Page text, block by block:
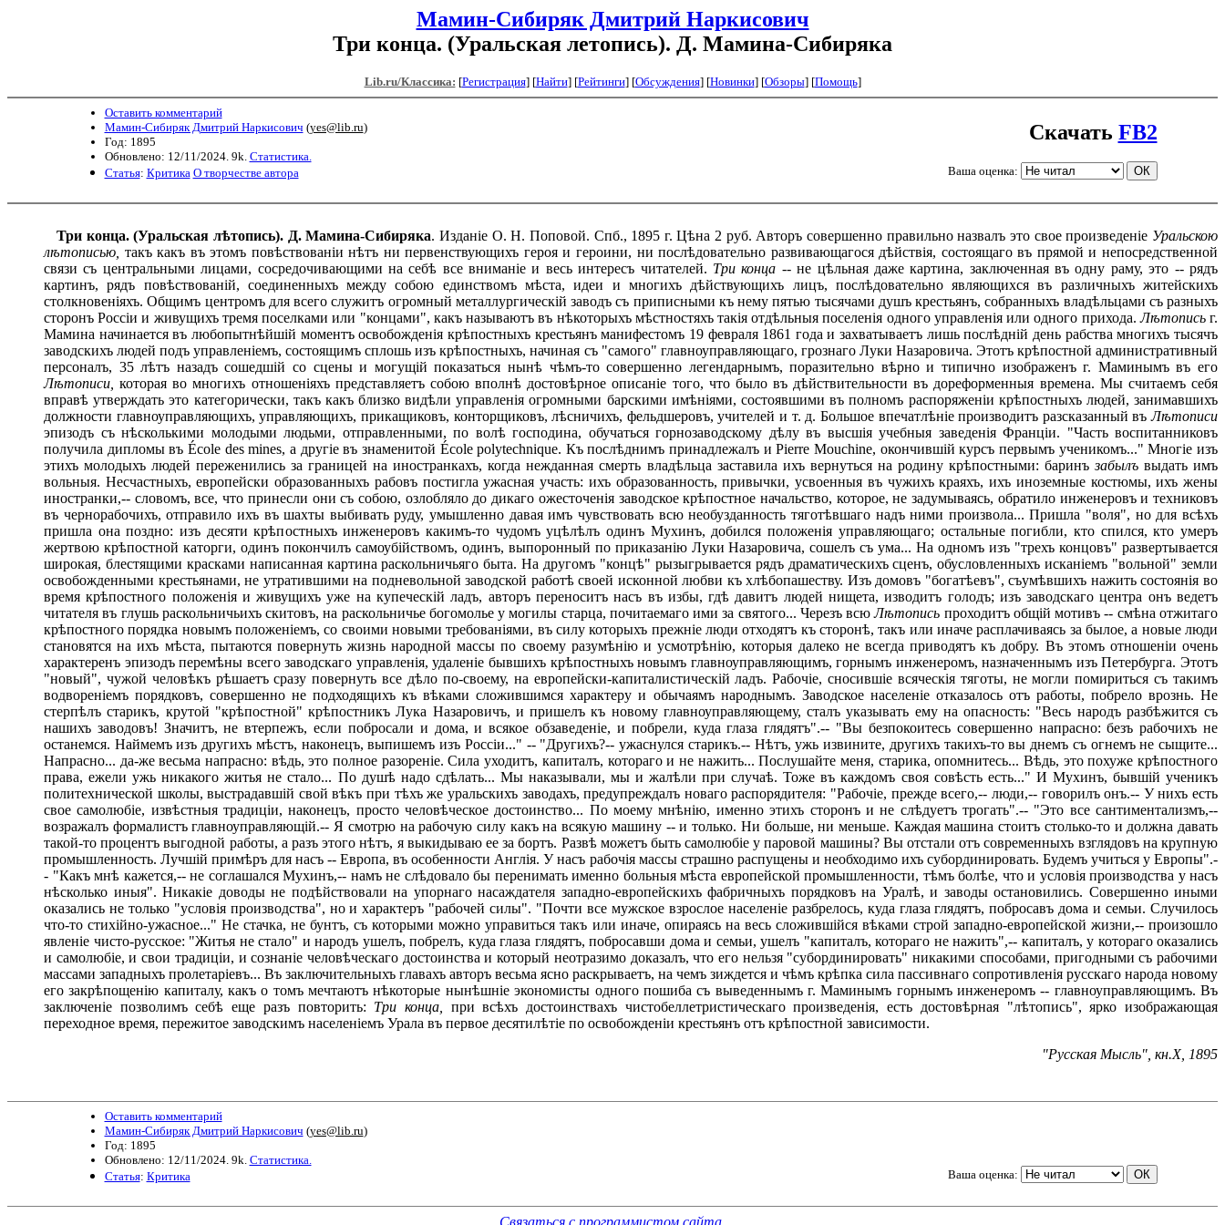
Мамин-Сибиряк Дмитрий Наркисович
Три конца. (Уральская летопись). Д. Мамина-Сибиряка
Lib.ru/Классика: [Регистрация] [Найти] [Рейтинги] [Обсуждения] [Новинки] [Обзоры] [Помощь]
Оставить комментарий
Мамин-Сибиряк Дмитрий Наркисович (yes@lib.ru)
Год: 1895
Обновлено: 12/11/2024. 9k. Статистика.
Статья: Критика О творчестве автора
Скачать FB2
Ваша оценка:
Три конца. (Уральская лѣтопись). Д. Мамина-Сибиряка. Изданіе О. Н. Поповой. Спб., 1895 г. Цѣна 2 руб. Авторъ совершенно правильно назвалъ это свое произведеніе Уральскою
лѣтописью, такъ какъ въ этомъ повѣствованіи нѣтъ ни первенствующихъ героя и героини, ни послѣдовательно развивающагося дѣйствія, состоящаго въ прямой и непосредственной
связи съ центральными лицами, сосредочивающими на себѣ все вниманіе и весь интересъ читателей. Три конца --не цѣльная даже картина, заключенная въ одну раму, это -- рядъ
картинъ, рядъ повѣствованій, соединенныхъ между собою единствомъ мѣста, идеи и многихъ дѣйствующихъ лицъ, послѣдовательно являющихся въ различныхъ житейскихъ
столкновеніяхъ. Общимъ центромъ для всего служитъ огромный металлургическій заводъ съ приписными къ нему пятью тысячами душъ крестьянъ, собранныхъ владѣльцами съ разныхъ
сторонъ Россіи и живущихъ тремя поселками или "концами", какъ называютъ въ нѣкоторыхъ мѣстностяхъ такія отдѣльныя поселенія одного управленія или одного прихода.Лѣтописьг.
Мамина начинается въ любопытнѣйшій моментъ освобожденія крѣпостныхъ крестьянъ манифестомъ 19 февраля 1861 года и захватываетъ лишь послѣдній день рабства многихъ тысячъ
заводскихъ людей подъ управленіемъ, состоящимъ сплошь изъ крѣпостныхъ, начиная съ "самого" главноуправляющаго, грознаго Луки Назаровича. Этотъ крѣпостной административный
персоналъ, 35 лѣтъ назадъ сошедшій со сцены и могущій показаться нынѣ чѣмъ-то совершенно легендарнымъ, поразительно вѣрно и типично изображенъ г. Маминымъ въ его
Лѣтописи, которая во многихъ отношеніяхъ представляетъ собою вполнѣ достовѣрное описаніе того, что было въ дѣйствительности въ дореформенныя времена. Мы считаемъ себя
вправѣ утверждать это категорически, такъ какъ близко видѣли управленія огромными барскими имѣніями, состоявшими въ полномъ распоряженіи крѣпостныхъ людей, занимавшихъ
должности главноуправляющихъ, управляющихъ, прикащиковъ, конторщиковъ, лѣсничихъ, фельдшеровъ, учителей и т. д. Большое впечатлѣніе производитъ разсказанный въЛѣтописи
эпизодъ съ нѣсколькими молодыми людьми, отправленными, по волѣ господина, обучаться горнозаводскому дѣлу въ высшія учебныя заведенія Франціи. "Часть воспитанниковъ
получила дипломы въ École des mines, а другіе въ знаменитой École polytechnique. Къ послѣднимъ принадлежалъ и Pierre Mouchine, окончившій курсъ первымъ ученикомъ..." Многіе изъ
этихъ молодыхъ людей переженились за границей на иностранкахъ, когда нежданная смерть владѣльца заставила ихъ вернуться на родину крѣпостными: баринъзабылъвыдать имъ
вольныя. Несчастныхъ, европейски образованныхъ рабовъ постигла ужасная участь: ихъ образованность, привычки, усвоенныя въ чужихъ краяхъ, ихъ иноземные костюмы, ихъ жены
иностранки,-- словомъ, все, что принесли они съ собою, озлобляло до дикаго ожесточенія заводское крѣпостное начальство, которое, не задумываясь, обратило инженеровъ и техниковъ
въ чернорабочихъ, отправило ихъ въ шахты выбивать руду, умышленно давая имъ чувствовать всю необузданность тяготѣвшаго надъ ними произвола... Пришла "воля", но для всѣхъ
пришла она поздно: изъ десяти крѣпостныхъ инженеровъ какимъ-то чудомъ уцѣлѣлъ одинъ Мухинъ, добился положенія управляющаго; остальные погибли, кто спился, кто умеръ
жертвою крѣпостной каторги, одинъ покончилъ самоубійствомъ, одинъ, выпоронный по приказанію Луки Назаровича, сошелъ съ ума... На одномъ изъ "трехъ концовъ" развертывается
широкая, блестящими красками написанная картина раскольничьяго быта. На другомъ "концѣ" рызыгрывается рядъ драматическихъ сценъ, обусловленныхъ исканіемъ "вольной" земли
освобожденными крестьянами, не утратившими на подневольной заводской работѣ своей исконной любви къ хлѣбопашеству. Изъ домовъ "богатѣевъ", съумѣвшихъ нажить состоянія во
время крѣпостного положенія и живущихъ уже на купеческій ладъ, авторъ переноситъ насъ въ избы, гдѣ давитъ людей нищета, изводитъ голодъ; изъ заводскаго центра онъ ведетъ
читателя въ глушь раскольничьихъ скитовъ, на раскольничье богомолье у могилы старца, почитаемаго ими за святого... Черезъ всюЛѣтопись проходитъ общій мотивъ -- смѣна отжитаго
крѣпостного порядка новымъ положеніемъ, со своими новыми требованіями, въ силу которыхъ прежніе люди отходятъ къ сторонѣ, такъ или иначе расплачиваясь за былое, а новые люди
становятся на ихъ мѣста, пытаются повернуть жизнь народной массы по своему разумѣнію и усмотрѣнію, которыя далеко не всегда приводятъ къ добру. Въ этомъ отношеніи очень
характеренъ эпизодъ перемѣны всего заводскаго управленія, удаленіе бывшихъ крѣпостныхъ новымъ главноуправляющимъ, горнымъ инженеромъ, назначеннымъ изъ Петербурга. Этотъ
"новый", чужой человѣкъ рѣшаетъ сразу повернуть все дѣло по-своему, на европейски-капиталистическій ладъ. Рабочіе, сносившіе всяческія тяготы, не могли помириться съ такимъ
водвореніемъ порядковъ, совершенно не подходящихъ къ вѣками сложившимся характеру и обычаямъ народнымъ. Заводское населеніе отказалось отъ работы, побрело врознь. Не
стерпѣлъ старикъ, крутой "крѣпостной" крѣпостникъ Лука Назаровичъ, и пришелъ къ новому главноуправляющему, сталъ указывать ему на опасность: "Весь народъ разбѣжится съ
нашихъ заводовъ! Значитъ, не втерпежъ, если побросали и дома, и всякое обзаведеніе, и побрели, куда глаза глядятъ".-- "Вы безпокоитесь совершенно напрасно: безъ рабочихъ не
останемся. Наймемъ изъ другихъ мѣстъ, наконецъ, выпишемъ изъ Россіи..." -- "Другихъ?-- ужаснулся старикъ.-- Нѣтъ, ужь извините, другихъ такихъ-то вы днемъ съ огнемъ не сыщите...
Напрасно... да-же весьма напрасно: вѣдь, это полное разореніе. Сила уходитъ, капиталъ, котораго и не нажить... Послушайте меня, старика, опомнитесь... Вѣдь, это похуже крѣпостного
права, ежели ужь никакого житья не стало... По душѣ надо сдѣлать... Мы наказывали, мы и жалѣли при случаѣ. Тоже въ каждомъ своя совѣсть есть..." И Мухинъ, бывшій ученикъ
политехнической школы, выстрадавшій свой вѣкъ при тѣхъ же уральскихъ заводахъ, предупреждалъ новаго распорядителя: "Рабочіе, прежде всего,-- люди,-- говорилъ онъ.-- У нихъ есть
свое самолюбіе, извѣстныя традиціи, наконецъ, просто человѣческое достоинство... По моему мнѣнію, именно этихъ сторонъ и не слѣдуетъ трогать".-- "Это все сантиментализмъ,--
возражалъ формалистъ главноуправляющій.-- Я смотрю на рабочую силу какъ на всякую машину -- и только. Ни больше, ни меньше. Каждая машина стоитъ столько-то и должна давать
такой-то процентъ выгодной работы, а разъ этого нѣтъ, я выкидываю ее за бортъ. Развѣ можетъ быть самолюбіе у паровой машины? Вы отстали отъ современныхъ взглядовъ на крупную
промышленность. Лучшій примѣръ для насъ -- Европа, въ особенности Англія. У насъ рабочія массы страшно распущены и необходимо ихъ субординировать. Будемъ учиться у Европы".-
- "Какъ мнѣ кажется,-- не соглашался Мухинъ,-- намъ не слѣдовало бы перенимать именно больныя мѣста европейской промышленности, тѣмъ болѣе, что и условія производства у насъ
нѣсколько иныя". Никакіе доводы не подѣйствовали на упорнаго насаждателя западно-европейскихъ фабричныхъ порядковъ на Уралѣ, и заводы остановились. Совершенно иными
оказались не только "условія производства", но и характеръ "рабочей силы". "Почти все мужское взрослое населеніе разбрелось, куда глаза глядятъ, побросавъ дома и семьи. Случилось
что-то стихійно-ужасное..." Не стачка, не бунтъ, съ которыми можно управиться такъ или иначе, опираясь на весь сложившійся вѣками строй западно-европейской жизни,-- произошло
явленіе чисто-русское: "Житья не стало" и народъ ушелъ, побрелъ, куда глаза глядятъ, побросавши дома и семьи, ушелъ "капиталъ, котораго не нажить",-- капиталъ, у котораго оказались
и самолюбіе, и свои традиціи, и сознаніе человѣческаго достоинства и который неотразимо доказалъ, что его нельзя "субординировать" никакими способами, пригодными съ рабочими
массами западныхъ пролетаріевъ... Въ заключительныхъ главахъ авторъ весьма ясно раскрываетъ, на чемъ зиждется и чѣмъ крѣпка сила пассивнаго сопротивленія русскаго народа новому
его закрѣпощенію капиталу, какъ о томъ мечтаютъ нѣкоторые нынѣшніе экономисты одного пошиба съ выведеннымъ г. Маминымъ горнымъ инженеромъ -- главноуправляющимъ. Въ
заключеніе позволимъ себѣ еще разъ повторить: Три конца,
при всѣхъ достоинствахъ чистобеллетристическаго произведенія, есть достовѣрная "лѣтопись", ярко изображающая
переходное время, пережитое заводскимъ населеніемъ Урала въ первое десятилѣтіе по освобожденіи крестьянъ отъ крѣпостной зависимости.
"Русская Мысль", кн.X, 1895
Оставить комментарий
Мамин-Сибиряк Дмитрий Наркисович (yes@lib.ru)
Год: 1895
Обновлено: 12/11/2024. 9k. Статистика.
Статья: Критика Ваша оценка:
Связаться с программистом сайта